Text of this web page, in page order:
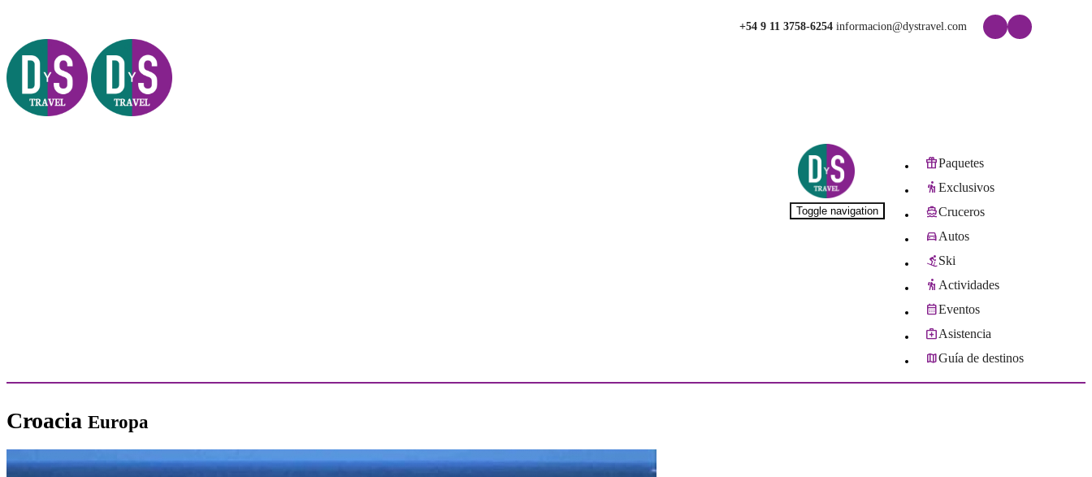
+54 9 11 3758-6254informacion@dystravel.com
Toggle navigation
Paquetes
Exclusivos
Cruceros
Autos
Ski
Actividades
Eventos
Asistencia
Guía de destinos
Croacia Europa